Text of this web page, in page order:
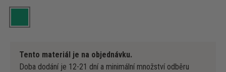
Emerald
Tento materiál je na objednávku.
Doba dodání je 12-21 dní a minimální množství odběru